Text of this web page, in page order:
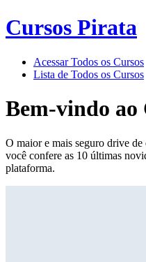
Cursos Pirata
Acessar Todos os Cursos
Lista de Todos os Cursos
Bem-vindo ao
O maior e mais seguro drive
você confere as 10 últimas
plataforma.